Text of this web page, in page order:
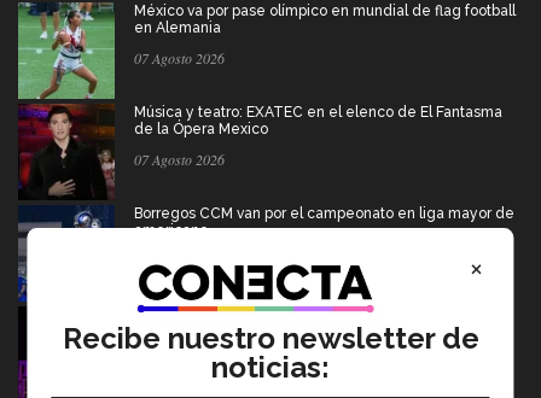
México va por pase olímpico en mundial de flag football
en Alemania
07 Agosto 2026
Música y teatro: EXATEC en el elenco de El Fantasma
de la Ópera Mexico
07 Agosto 2026
Borregos CCM van por el campeonato en liga mayor de
americano
06 Agosto 2026
Del escenario de PrepaTec Qro al teatro musical en
Estados Unidos
06 Agosto 2026
×
Recibe nuestro newsletter de
noticias: